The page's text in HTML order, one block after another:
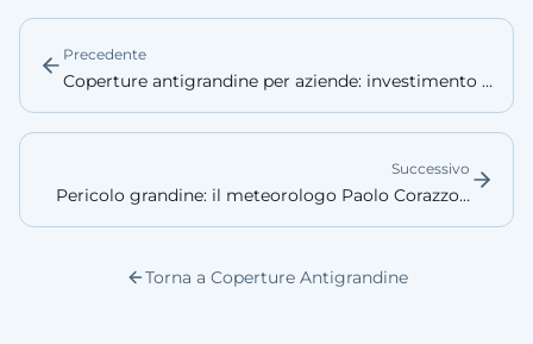
Precedente
Coperture antigrandine per aziende: investimento o
Successivo
Pericolo grandine: il meteorologo Paolo Corazzon
Torna a Coperture Antigrandine